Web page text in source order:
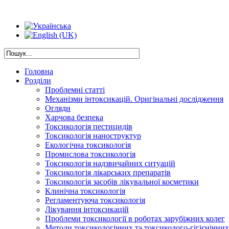
Головна
Розділи
Проблемні статті
Механізми інтоксикацій. Оригінальні дослідження
Огляди
Харчова безпека
Токсикологія пестицидів
Токсикологія наноструктур
Екологічна токсикологія
Промислова токсикологія
Токсикологія надзвичайних ситуацій
Токсикологія лікарських препаратів
Токсикологія засобів лікувальної косметики
Клинічна токсикологія
Регламентуюча токсикологія
Лікування інтоксикацій
Проблеми токсикології в роботах зарубіжних колег